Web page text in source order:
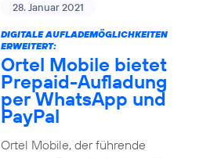
28. Januar 2021
DIGITALE AUFLADEMÖGLICHKEITEN
ERWEITERT:
Ortel Mobile bietet
Prepaid-Aufladung
per WhatsApp und
PayPal
Ortel Mobile, der führende